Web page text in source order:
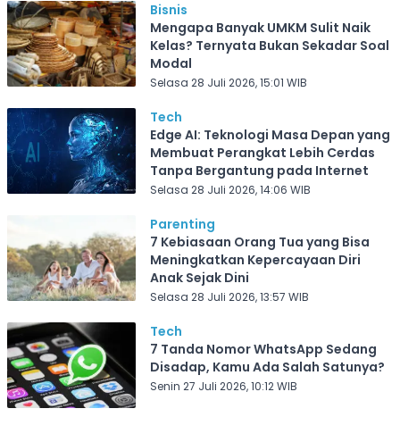
Bisnis
Mengapa Banyak UMKM Sulit Naik
Kelas? Ternyata Bukan Sekadar Soal
Modal
Selasa 28 Juli 2026, 15:01 WIB
Tech
Edge AI: Teknologi Masa Depan yang
Membuat Perangkat Lebih Cerdas
Tanpa Bergantung pada Internet
Selasa 28 Juli 2026, 14:06 WIB
Parenting
7 Kebiasaan Orang Tua yang Bisa
Meningkatkan Kepercayaan Diri
Anak Sejak Dini
Selasa 28 Juli 2026, 13:57 WIB
Tech
7 Tanda Nomor WhatsApp Sedang
Disadap, Kamu Ada Salah Satunya?
Senin 27 Juli 2026, 10:12 WIB